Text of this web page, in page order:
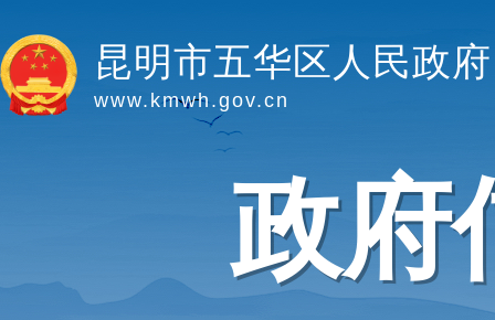
昆明市五华区人民政府
www.kmwh.gov.cn
政府